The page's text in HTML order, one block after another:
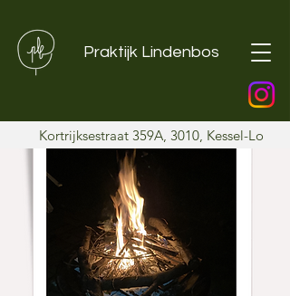
Kortrijksestraat 359A, 3010, Kessel-Lo
Praktijk Lindenbos